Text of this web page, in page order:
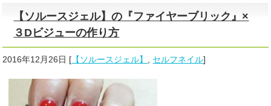
【ソルースジェル】の『ファイヤーブリック』×
３Dビジューの作り方
2016年12月26日 [ 【ソルースジェル】 セルフネイル]